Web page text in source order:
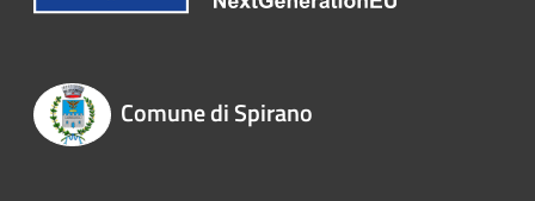
Comune di Spirano